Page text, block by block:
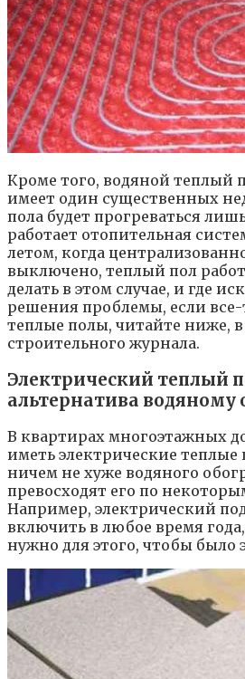
Кроме того, водяной теплый
имеет один существенных
пола будет прогреваться
работает отопительная
летом, когда
выключено, теплый пол
делать в этом случае, и где
решения проблемы, если все-
теплые полы, читайте ниже, в
строительного журнала.
Электрический теплый
альтернатива водяному
В квартирах многоэтажных
иметь электрические
ничем не хуже водяного
превосходят его по
Например, электрический
включить в любое время
нужно для этого, чтобы было